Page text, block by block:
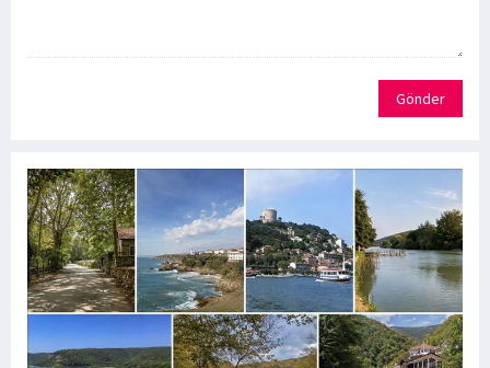
Gönder